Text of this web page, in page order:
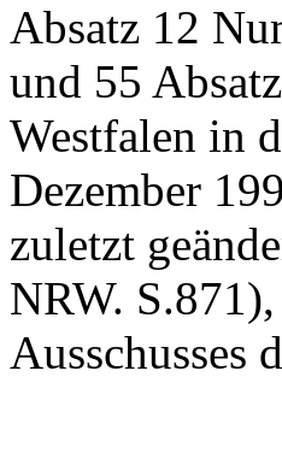
Absatz 12
und 55
Westfalen in
Dezember
zuletzt
NRW.
Ausschusses